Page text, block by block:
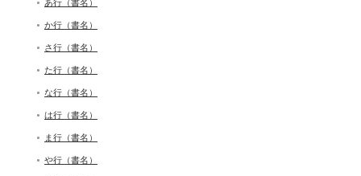
あ行（書名）
か行（書名）
さ行（書名）
た行（書名）
な行（書名）
は行（書名）
ま行（書名）
や行（書名）